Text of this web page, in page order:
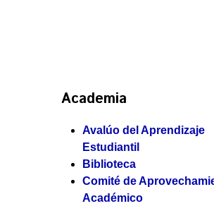
Academia
Avalúo del Aprendizaje
Estudiantil
Biblioteca
Comité de
Académico